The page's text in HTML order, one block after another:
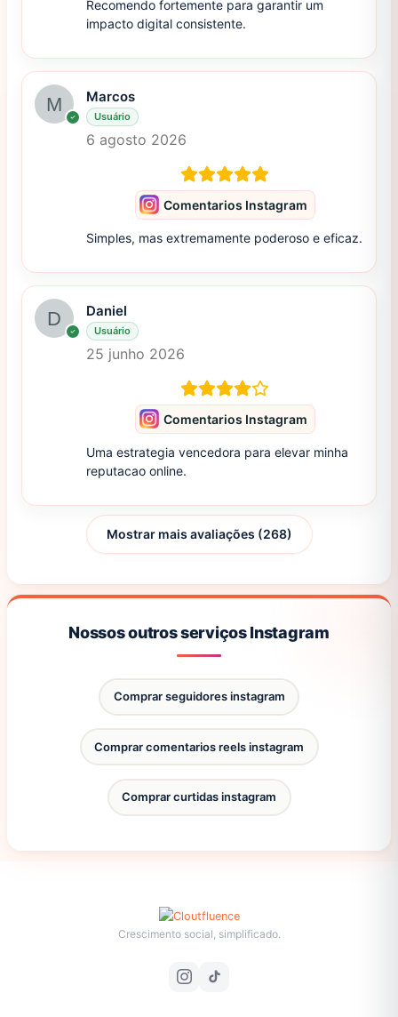
Recomendo fortemente para garantir um
impacto digital consistente.
Marcos
Usuário
6 agosto 2026
Comentarios Instagram
Simples, mas extremamente poderoso e eficaz.
Daniel
Usuário
25 junho 2026
Comentarios Instagram
Uma estrategia vencedora para elevar minha
reputacao online.
Mostrar mais avaliações (268)
Nossos outros serviços Instagram
Comprar seguidores instagram
Comprar comentarios reels instagram
Comprar curtidas instagram
Crescimento social, simplificado.